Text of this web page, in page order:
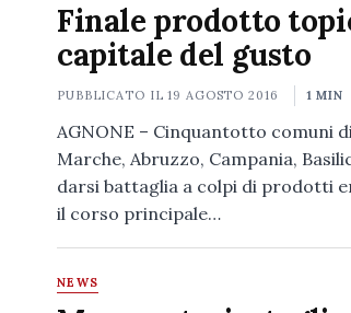
Finale prodotto
capitale del gusto
PUBBLICATO IL19 AGOSTO 2016 1 MIN
AGNONE – Cinquantotto comuni
Marche, Abruzzo, Campania,
darsi battaglia a colpi di prodotti
il corso principale…
NEWS